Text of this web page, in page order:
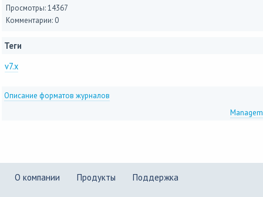
Просмотры: 14367
Комментарии: 0
Теги
v7.x
Описание форматов журналов
О компании Продукты Поддержка